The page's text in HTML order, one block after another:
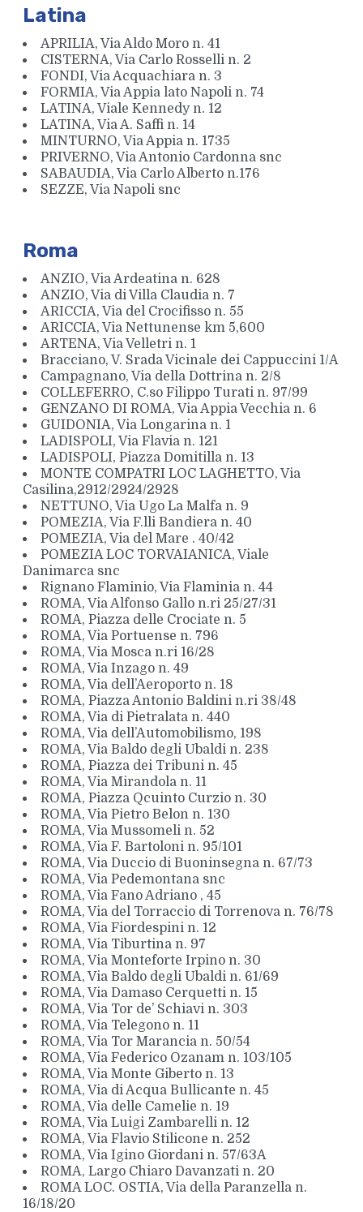
Latina
APRILIA, Via Aldo Moro n. 41
CISTERNA, Via Carlo Rosselli n. 2
FONDI, Via Acquachiara n. 3
FORMIA, Via Appia lato Napoli n. 74
LATINA, Viale Kennedy n. 12
LATINA, Via A. Saffi n. 14
MINTURNO, Via Appia n. 1735
PRIVERNO, Via Antonio Cardonna snc
SABAUDIA, Via Carlo Alberto n.176
SEZZE, Via Napoli snc
Roma
ANZIO, Via Ardeatina n. 628
ANZIO, Via di Villa Claudia n. 7
ARICCIA, Via del Crocifisso n. 55
ARICCIA, Via Nettunense km 5,600
ARTENA, Via Velletri n. 1
Bracciano, V. Srada Vicinale dei Cappuccini 1/A
Campagnano, Via della Dottrina n. 2/8
COLLEFERRO, C.so Filippo Turati n. 97/99
GENZANO DI ROMA, Via Appia Vecchia n. 6
GUIDONIA, Via Longarina n. 1
LADISPOLI, Via Flavia n. 121
LADISPOLI, Piazza Domitilla n. 13
MONTE COMPATRI LOC LAGHETTO, Via
Casilina,2912/2924/2928
NETTUNO, Via Ugo La Malfa n. 9
POMEZIA, Via F.lli Bandiera n. 40
POMEZIA, Via del Mare . 40/42
POMEZIA LOC TORVAIANICA, Viale
Danimarca snc
Rignano Flaminio, Via Flaminia n. 44
ROMA, Via Alfonso Gallo n.ri 25/27/31
ROMA, Piazza delle Crociate n. 5
ROMA, Via Portuense n. 796
ROMA, Via Mosca n.ri 16/28
ROMA, Via Inzago n. 49
ROMA, Via dell’Aeroporto n. 18
ROMA, Piazza Antonio Baldini n.ri 38/48
ROMA, Via di Pietralata n. 440
ROMA, Via dell’Automobilismo, 198
ROMA, Via Baldo degli Ubaldi n. 238
ROMA, Piazza dei Tribuni n. 45
ROMA, Via Mirandola n. 11
ROMA, Piazza Qcuinto Curzio n. 30
ROMA, Via Pietro Belon n. 130
ROMA, Via Mussomeli n. 52
ROMA, Via F. Bartoloni n. 95/101
ROMA, Via Duccio di Buoninsegna n. 67/73
ROMA, Via Pedemontana snc
ROMA, Via Fano Adriano , 45
ROMA, Via del Torraccio di Torrenova n. 76/78
ROMA, Via Fiordespini n. 12
ROMA, Via Tiburtina n. 97
ROMA, Via Monteforte Irpino n. 30
ROMA, Via Baldo degli Ubaldi n. 61/69
ROMA, Via Damaso Cerquetti n. 15
ROMA, Via Tor de’ Schiavi n. 303
ROMA, Via Telegono n. 11
ROMA, Via Tor Marancia n. 50/54
ROMA, Via Federico Ozanam n. 103/105
ROMA, Via Monte Giberto n. 13
ROMA, Via di Acqua Bullicante n. 45
ROMA, Via delle Camelie n. 19
ROMA, Via Luigi Zambarelli n. 12
ROMA, Via Flavio Stilicone n. 252
ROMA, Via Igino Giordani n. 57/63A
ROMA, Largo Chiaro Davanzati n. 20
ROMA LOC. OSTIA, Via della Paranzella n.
16/18/20